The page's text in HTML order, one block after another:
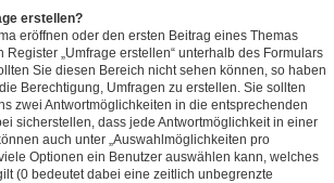
erstellen?
eröffnen oder den ersten Beitrag eines Themas
Register „Umfrage erstellen“ unterhalb des Formulars
Sie diesen Bereich nicht sehen können, so haben
Berechtigung, Umfragen zu erstellen. Sie sollten
zwei Antwortmöglichkeiten in die entsprechenden
sicherstellen, dass jede Antwortmöglichkeit in einer
auch unter „Auswahlmöglichkeiten pro
Optionen ein Benutzer auswählen kann, welches
(0 bedeutet dabei eine zeitlich unbegrenzte